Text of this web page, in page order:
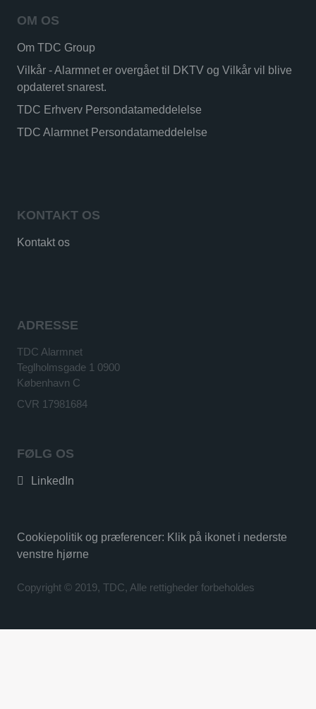
OM OS
Om TDC Group
Vilkår - Alarmnet er overgået til DKTV og Vilkår vil blive
opdateret snarest.
TDC Erhverv Persondatameddelelse
TDC Alarmnet Persondatameddelelse
KONTAKT OS
Kontakt os
ADRESSE
TDC Alarmnet
Teglholmsgade 1 0900
København C
CVR 17981684
FØLG OS
LinkedIn
Cookiepolitik og præferencer: Klik på ikonet i nederste
venstre hjørne
Copyright © 2019, TDC, Alle rettigheder forbeholdes